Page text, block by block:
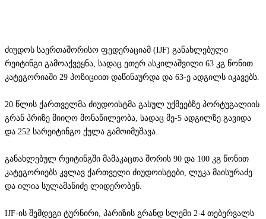
ძიუდოს საერთაშორისო ფედერაციამ (IJF) განახლებული
რეიტინგი გამოაქვეყნა, სადაც ეთერ ასკილაშვილი 63 კგ წონით
კატეგორიაში 29 პოზიციით დაწინაურდა და 63-ე ადგილს იკავებს.
20 წლის ქართველმა ძიუდოისტმა გასულ უქმეებზე პორტუგალიის
გრან პრიზე მიიღო მონაწილეობა, სადაც მე-5 ადგილზე გავიდა
და 252 სარეიტინგო ქულა გამოიმუშავა.
განახლებულ რეიტინგში მამაკაცთა შორის 90 და 100 კგ წონით
კატეგორიებს კვლავ ქართველი ძიუდოისტები, ლუკა მაისურაძე
და ილია სულამანიძე ლიდერობენ.
IJF-ის შემდეგი ტურნირი, პარიზის გრანდ სლემი 2-4 თებერვალს